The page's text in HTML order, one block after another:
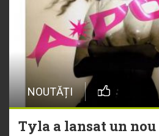
NOUTĂȚI
Tyla a lansat un nou